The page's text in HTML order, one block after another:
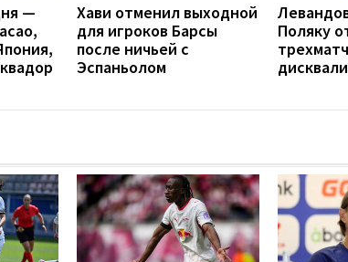
—
Хави отменил выходной
для игроков Барсы
после ничьей с
Эспаньолом
Поляку